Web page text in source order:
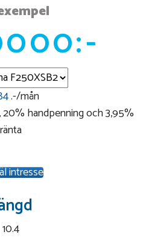
.-/mån
20% handpenning och 3,95%
ränta
intresse
10.4